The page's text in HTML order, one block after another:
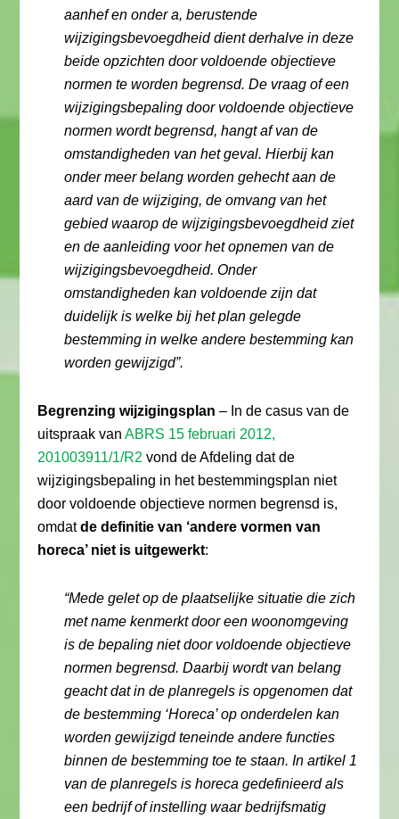
aanhef en onder a, berustende
wijzigingsbevoegdheid dient derhalve in deze
beide opzichten door voldoende objectieve
normen te worden begrensd. De vraag of een
wijzigingsbepaling door voldoende objectieve
normen wordt begrensd, hangt af van de
omstandigheden van het geval. Hierbij kan
onder meer belang worden gehecht aan de
aard van de wijziging, de omvang van het
gebied waarop de wijzigingsbevoegdheid ziet
en de aanleiding voor het opnemen van de
wijzigingsbevoegdheid. Onder
omstandigheden kan voldoende zijn dat
duidelijk is welke bij het plan gelegde
bestemming in welke andere bestemming kan
worden gewijzigd”.
Begrenzing wijzigingsplan – In de casus van de
uitspraak vanABRS 15 februari 2012,
201003911/1/R2 vond de Afdeling dat de
wijzigingsbepaling in het bestemmingsplan niet
door voldoende objectieve normen begrensd is,
omdatde definitie van ‘andere vormen van
horeca’ niet is uitgewerkt:
“Mede gelet op de plaatselijke situatie die zich
met name kenmerkt door een woonomgeving
is de bepaling niet door voldoende objectieve
normen begrensd. Daarbij wordt van belang
geacht dat in de planregels is opgenomen dat
de bestemming ‘Horeca’ op onderdelen kan
worden gewijzigd teneinde andere functies
binnen de bestemming toe te staan. In artikel 1
van de planregels is horeca gedefinieerd als
een bedrijf of instelling waar bedrijfsmatig